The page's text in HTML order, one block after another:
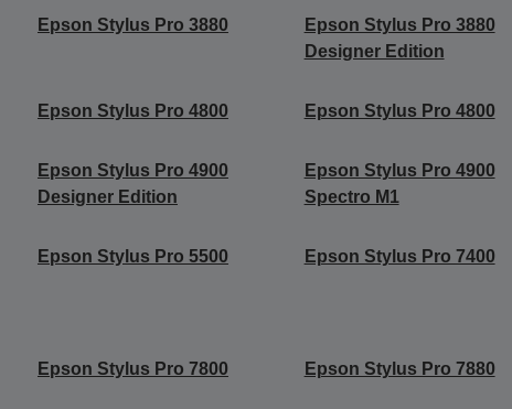
Epson Stylus Pro 3880
Epson Stylus Pro 3880
Designer Edition
Epson Stylus Pro 4800 Epson Stylus Pro 4800
Epson Stylus Pro 4900
Designer Edition
Epson Stylus Pro 4900
Spectro M1
Epson Stylus Pro 5500 Epson Stylus Pro 7400
Epson Stylus Pro 7800 Epson Stylus Pro 7880